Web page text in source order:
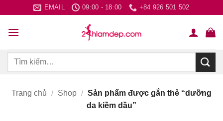
nội
EMAIL 09:00 - 18:00 +84 926 501 502
Tìm
Trang chủ / Shop / Sản phẩm được gắn thẻ “dưỡng
da kiềm dầu”